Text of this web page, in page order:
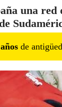
una red
años de